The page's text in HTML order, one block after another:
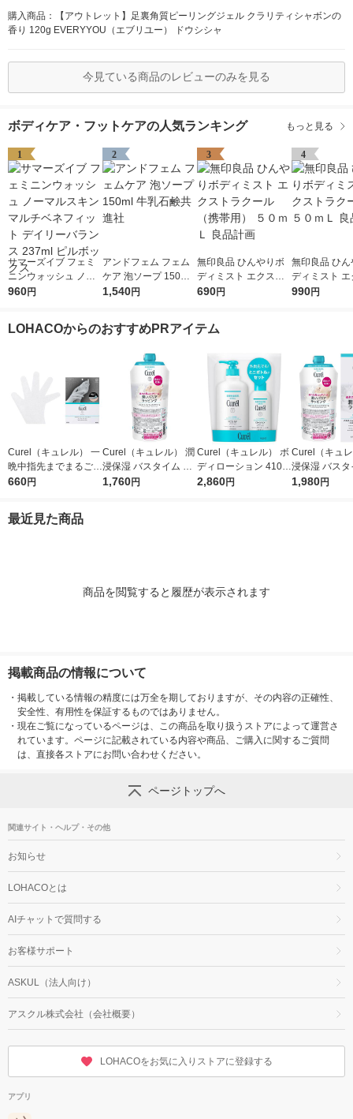
購入商品：【アウトレット】足裏角質ピーリングジェル クラリティシャボンの
香り 120g EVERYYOU（エブリユー） ドウシシャ
今見ている商品のレビューのみを見る
ボディケア・フットケアの人気ランキング もっと見る
1
サマーズイブ フェミ
ニンウォッシュ ノー
マルスキン マルチベ
ボックス
960円
2
アンドフェム フェム
ケア 泡ソープ 150ml
牛乳石鹸共進社
1,540円
3
無印良品 ひんやりボ
ディミスト エクスト
ラクール（携帯用）
690円
4
無印良品 ひん
ディミスト エ
ラクール １５
990円
LOHACOからのおすすめPRアイテム
Curel（キュレル） 一
晩中指先までまるごと
守る お手入れ底上げ
660円
Curel（キュレル） 潤
浸保湿 バスタイム モ
イストバリアクリーム
1,760円
Curel（キュレル） ボ
ディローション 410m
L+110mLセット 花王
2,860円
Curel（キュ
浸保湿 バスタ
イストバリア
1,980円
最近見た商品
商品を閲覧すると履歴が表示されます
掲載商品の情報について
・ 掲載している情報の精度には万全を期しておりますが、その内容の正確性、
安全性、有用性を保証するものではありません。
・ 現在ご覧になっているページは、この商品を取り扱うストアによって運営さ
れています。ページに記載されている内容や商品、ご購入に関するご質問
は、直接各ストアにお問い合わせください。
ページトップへ
関連サイト・ヘルプ・その他
お知らせ
LOHACOとは
AIチャットで質問する
お客様サポート
ASKUL（法人向け）
アスクル株式会社（会社概要）
LOHACOをお気に入りストアに登録する
アプリ